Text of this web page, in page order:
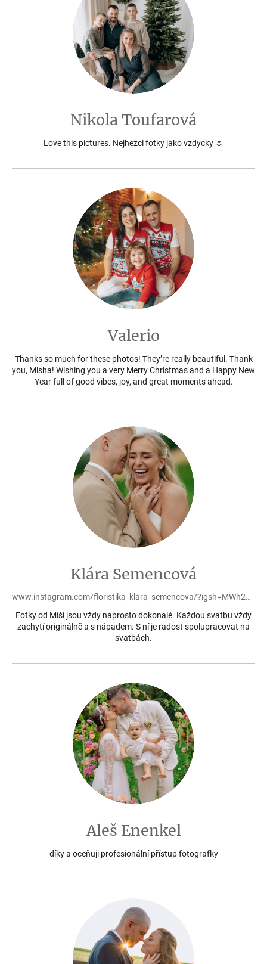
Nikola Toufarová
Love this pictures. Nejhezci fotky jako vzdycky 🌷
Valerio
Thanks so much for these photos! They’re really beautiful. Thank
you, Misha! Wishing you a very Merry Christmas and a Happy New
Year full of good vibes, joy, and great moments ahead.
Klára Semencová
www.instagram.com/floristika_klara_semencova/?igsh=MWh2ZGZmODFpYXM3NQ%3D%3D&utm_source=qr&fbclid=IwY2xjawHwxVlleHRuA2FlbQIxMAABHbUJgiwPsAucg223UzuVAWutjYZ5olvcJw6kBreVL2FbcKJxYZPyevPYQw_aem_1lHT7NGRxMr15RAyBNnwCQ
Fotky od Míši jsou vždy naprosto dokonalé. Každou svatbu vždy
zachytí originálně a s nápadem. S ní je radost spolupracovat na
svatbách.
Aleš Enenkel
díky a oceňuji profesionální přístup fotografky